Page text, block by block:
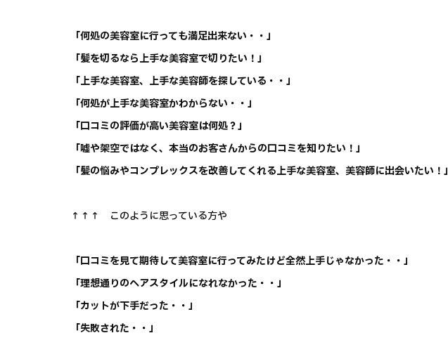
「何処の美容室に行っても満足出来ない・・」
「髪を切るなら上手な美容室で切りたい！」
「上手な美容室、上手な美容師を探している・・」
「何処が上手な美容室かわからない・・」
「口コミの評価が高い美容室は何処？」
「嘘や架空ではなく、本当のお客さんからの口コミを知りたい！」
「髪の悩みやコンプレックスを改善してくれる上手な美容室、美容師に出会いたい！」
↑↑↑ このように思っている方や
「口コミを見て期待して美容室に行ってみたけど全然上手じゃなかった・・」
「理想通りのヘアスタイルになれなかった・・」
「カットが下手だった・・」
「失敗された・・」